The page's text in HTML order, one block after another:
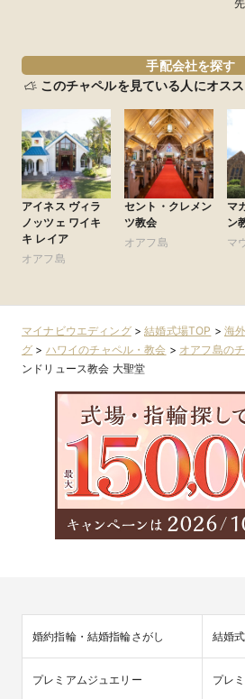
手配会社を探す
このチャペルを見ている人にオスス
アイネス ヴィラ
ノッツェ ワイキ
キ レイア
オアフ島
セント・クレメン
ツ教会
オアフ島
マ
ン
マ
マイナビウエディング>結婚式場TOP > 海
グ > ハワイのチャペル・教会 > オアフ島の
ンドリュース教会 大聖堂
婚約指輪・結婚指輪さがし 結婚
プレミアムジュエリー プレ